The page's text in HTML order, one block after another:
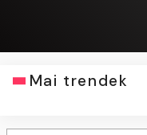
Mai trendek